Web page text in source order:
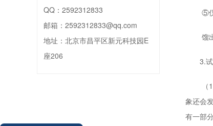
⑤仪器
馏出
3.试
（1）
象还会
有一部
QQ： 2592312833
邮箱： 2592312833@qq.com
地址： 北京市昌平区新元科技园E
座206